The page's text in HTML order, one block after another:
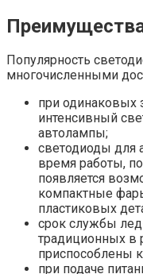
Популярность
многочисленными
при одинаковых
интенсивный
автолампы;
светодиоды для
время работы,
появляется
компактные
пластиковых
срок службы
традиционных в
приспособлены
при подаче